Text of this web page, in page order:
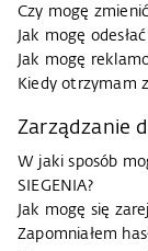
Czy mogę
Jak mogę
Jak mogę
Kiedy otrzymam
Zarządzanie
W jaki sposób
SIEGENIA?
Jak mogę się
Zapomniałem